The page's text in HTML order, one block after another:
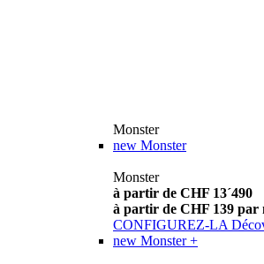
Monster
new Monster
Monster
à partir de CHF 13´490
à partir de CHF 139 par
CONFIGUREZ-LA
new Monster +